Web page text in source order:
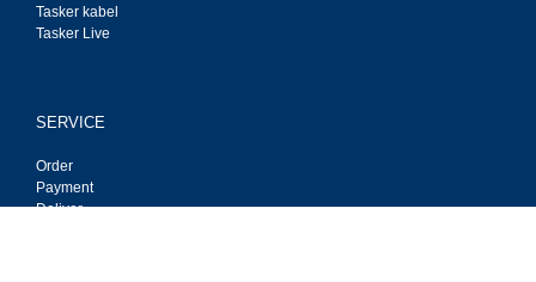
Tasker kabel
Tasker Live
SERVICE
Order
Payment
Deliver